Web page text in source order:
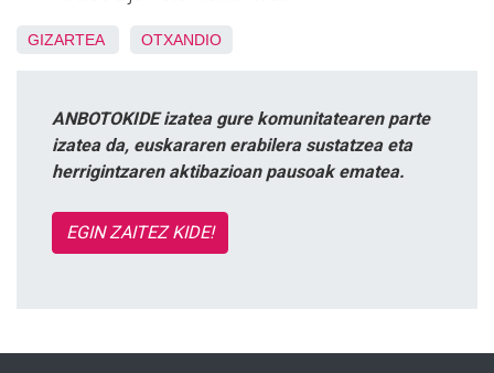
GIZARTEA OTXANDIO
ANBOTOKIDE izatea gure komunitatearen parte
izatea da, euskararen erabilera sustatzea eta
herrigintzaren aktibazioan pausoak ematea.
EGIN ZAITEZ KIDE!